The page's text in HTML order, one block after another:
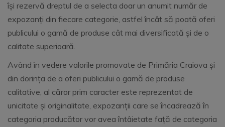
își rezervă dreptul de a selecta doar un anumit număr de
expozanți din fiecare categorie, astfel încât să poată oferi
publicului o gamă de produse cât mai diversificată și de o
calitate superioară.
Având în vedere valorile promovate de Primăria Craiova și
din dorința de a oferi publicului o gamă de produse
calitative, al căror prim caracter este reprezentat de
unicitate și originalitate, expozanții care se încadrează în
categoria producător vor avea întâietate față de categoria